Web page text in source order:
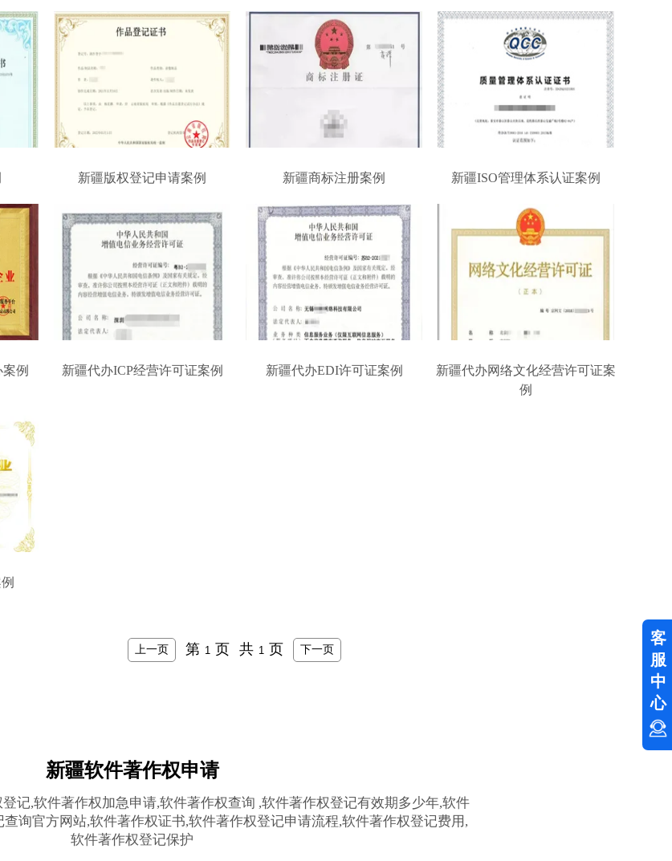
新疆版权登记申请案例 新疆商标注册案例 新疆ISO管理体系认证案例
例 新疆代办ICP经营许可证案例 新疆代办EDI许可证案例
新疆代办网络文化经营许可证案
例
上一页 第 页 共 页 下一页
新疆软件著作权申请
记,软件著作权加急申请,软件著作权查询 ,软件著作权登记有效期多少年,软件
询官方网站,软件著作权证书,软件著作权登记申请流程,软件著作权登记费用,
软件著作权登记保护
客
服
中
心